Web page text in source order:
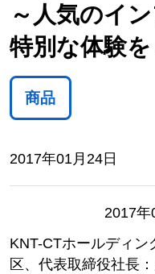
～人気のイ
特別な体験を
商品
2017年01月24日
2017年
KNT-CTホールディン
区、代表取締役社長